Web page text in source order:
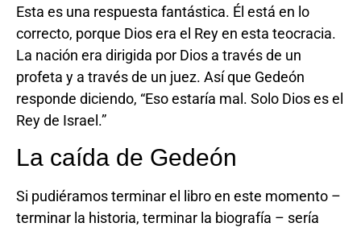
Esta es una respuesta fantástica. Él está en lo
correcto, porque Dios era el Rey en esta teocracia.
La nación era dirigida por Dios a través de un
profeta y a través de un juez. Así que Gedeón
responde diciendo, “Eso estaría mal. Solo Dios es el
Rey de Israel.”
La caída de Gedeón
Si pudiéramos terminar el libro en este momento –
terminar la historia, terminar la biografía – sería